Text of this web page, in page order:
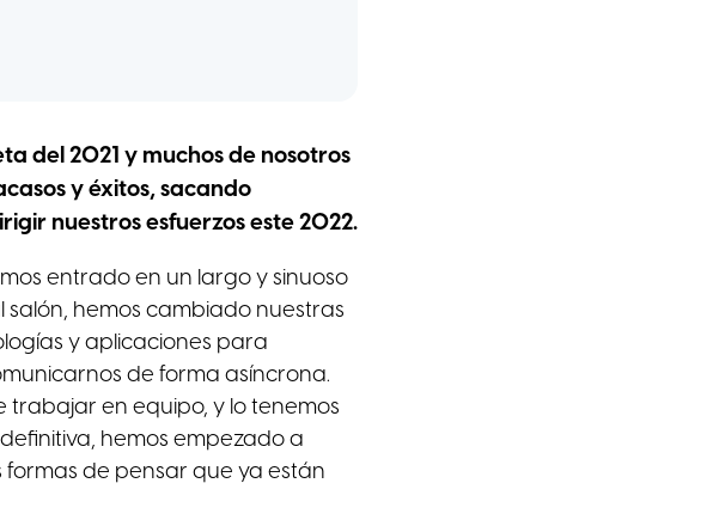
del 2021 y muchos de nosotros
y éxitos, sacando
nuestros esfuerzos este 2022.
entrado en un largo y sinuoso
salón, hemos cambiado nuestras
y aplicaciones para
de forma asíncrona.
trabajar en equipo, y lo tenemos
hemos empezado a
de pensar que ya están